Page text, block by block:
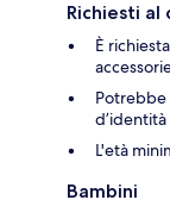
Richiesti al
È
Potrebbe
L'età
Bambini